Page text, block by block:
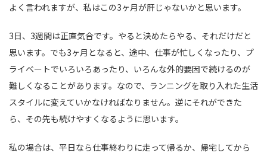
よく言われますが、私はこの3ヶ月が肝じゃないかと思います。
3日、3週間は正直気合です。やると決めたらやる、それだけだと
思います。でも3ヶ月となると、途中、仕事が忙しくなったり、プ
ライベートでいろいろあったり、いろんな外的要因で続けるのが
難しくなることがあります。なので、ランニングを取り入れた生活
スタイルに変えていかなければなりません。逆にそれができた
ら、その先も続けやすくなるように思います。
私の場合は、平日なら仕事終わりに走って帰るか、帰宅してから